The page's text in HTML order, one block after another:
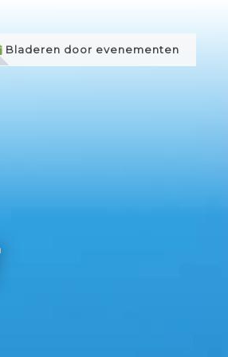
Bladeren door evenementen